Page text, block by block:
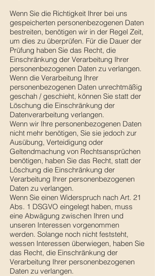
Wenn Sie die Richtigkeit Ihrer bei uns
gespeicherten personenbezogenen Daten
bestreiten, benötigen wir in der Regel Zeit,
um dies zu überprüfen. Für die Dauer der
Prüfung haben Sie das Recht, die
Einschränkung der Verarbeitung Ihrer
personenbezogenen Daten zu verlangen.
Wenn die Verarbeitung Ihrer
personenbezogenen Daten unrechtmäßig
geschah / geschieht, können Sie statt der
Löschung die Einschränkung der
Datenverarbeitung verlangen.
Wenn wir Ihre personenbezogenen Daten
nicht mehr benötigen, Sie sie jedoch zur
Ausübung, Verteidigung oder
Geltendmachung von Rechtsansprüchen
benötigen, haben Sie das Recht, statt der
Löschung die Einschränkung der
Verarbeitung Ihrer personenbezogenen
Daten zu verlangen.
Wenn Sie einen Widerspruch nach Art. 21
Abs. 1 DSGVO eingelegt haben, muss
eine Abwägung zwischen Ihren und
unseren Interessen vorgenommen
werden. Solange noch nicht feststeht,
wessen Interessen überwiegen, haben Sie
das Recht, die Einschränkung der
Verarbeitung Ihrer personenbezogenen
Daten zu verlangen.